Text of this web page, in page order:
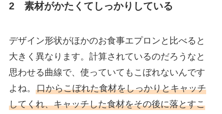
2 素材がかたくてしっかりしている
デザイン形状がほかのお食事エプロンと比べると
大きく異なります。計算されているのだろうなと
思わせる曲線で、使っていてもこぼれないんです
よね。 口からこぼれた食材をしっかりとキャッチ
してくれ、キャッチした食材をその後に落とすこ